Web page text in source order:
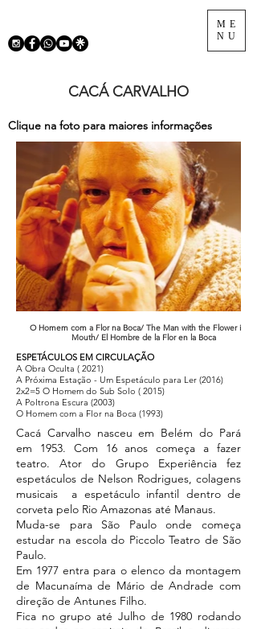
ME
NU
CACÁ CARVALHO
Clique na foto para maiores informações
ESPETÁCULOS EM CIRCULAÇÃO
A Obra Oculta ( 2021)
A Próxima Estação - Um Espetáculo para Ler (2016)
2x2=5 O Homem do Sub Solo ( 2015)
A Poltrona Escura (2003)
O Homem com a Flor na Boca (1993)
O Homem com a Flor na Boca/ The Man with the Flower in his
Mouth/ El Hombre de la Flor en la Boca
Cacá Carvalho nasceu em Belém do Pará
em 1953. Com 16 anos começa a fazer
teatro. Ator do Grupo Experiência fez
espetáculos de Nelson Rodrigues, colagens
musicais a espetáculo infantil dentro de
corveta pelo Rio Amazonas até Manaus.
Muda-se para São Paulo onde começa
estudar na escola do Piccolo Teatro de São
Paulo.
Em 1977 entra para o elenco da montagem
de Macunaíma de Mário de Andrade com
direção de Antunes Filho.
Fica no grupo até Julho de 1980 rodando